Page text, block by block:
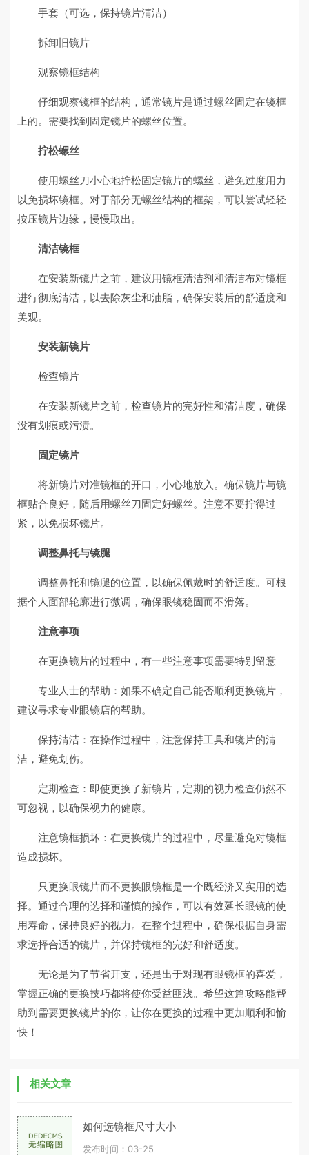
手套（可选，保持镜片清洁）
拆卸旧镜片
观察镜框结构
仔细观察镜框的结构，通常镜片是通过螺丝固定在镜框
上的。需要找到固定镜片的螺丝位置。
拧松螺丝
使用螺丝刀小心地拧松固定镜片的螺丝，避免过度用力
以免损坏镜框。对于部分无螺丝结构的框架，可以尝试轻轻
按压镜片边缘，慢慢取出。
清洁镜框
在安装新镜片之前，建议用镜框清洁剂和清洁布对镜框
进行彻底清洁，以去除灰尘和油脂，确保安装后的舒适度和
美观。
安装新镜片
检查镜片
在安装新镜片之前，检查镜片的完好性和清洁度，确保
没有划痕或污渍。
固定镜片
将新镜片对准镜框的开口，小心地放入。确保镜片与镜
框贴合良好，随后用螺丝刀固定好螺丝。注意不要拧得过
紧，以免损坏镜片。
调整鼻托与镜腿
调整鼻托和镜腿的位置，以确保佩戴时的舒适度。可根
据个人面部轮廓进行微调，确保眼镜稳固而不滑落。
注意事项
在更换镜片的过程中，有一些注意事项需要特别留意
专业人士的帮助：如果不确定自己能否顺利更换镜片，
建议寻求专业眼镜店的帮助。
保持清洁：在操作过程中，注意保持工具和镜片的清
洁，避免划伤。
定期检查：即使更换了新镜片，定期的视力检查仍然不
可忽视，以确保视力的健康。
注意镜框损坏：在更换镜片的过程中，尽量避免对镜框
造成损坏。
只更换眼镜片而不更换眼镜框是一个既经济又实用的选
择。通过合理的选择和谨慎的操作，可以有效延长眼镜的使
用寿命，保持良好的视力。在整个过程中，确保根据自身需
求选择合适的镜片，并保持镜框的完好和舒适度。
无论是为了节省开支，还是出于对现有眼镜框的喜爱，
掌握正确的更换技巧都将使你受益匪浅。希望这篇攻略能帮
助到需要更换镜片的你，让你在更换的过程中更加顺利和愉
快！
相关文章
如何选镜框尺寸大小
发布时间：03-25